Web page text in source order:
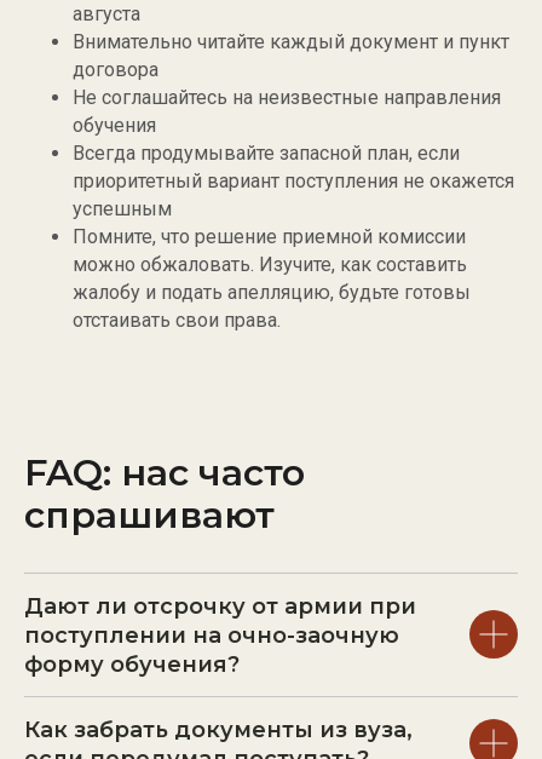
августа
Внимательно читайте каждый документ и пункт
договора
Не соглашайтесь на неизвестные направления
обучения
Всегда продумывайте запасной план, если
приоритетный вариант поступления не окажется
успешным
Помните, что решение приемной комиссии
можно обжаловать. Изучите, как составить
жалобу и подать апелляцию, будьте готовы
отстаивать свои права.
FAQ: нас часто
спрашивают
Дают ли отсрочку от армии при
поступлении на очно-заочную
форму обучения?
Как забрать документы из вуза,
АНАСТАСИЯ
СЛОТИНА
info@slotina.ru
ИП Слотина
ОГРНИП 324508100340928